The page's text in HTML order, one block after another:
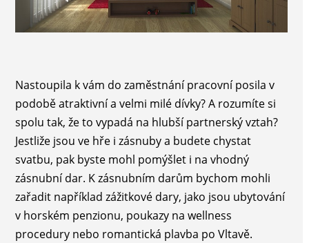
Nastoupila k vám do zaměstnání pracovní posila v
podobě atraktivní a velmi milé dívky? A rozumíte si
spolu tak, že to vypadá na hlubší partnerský vztah?
Jestliže jsou ve hře i zásnuby a budete chystat
svatbu, pak byste mohl pomýšlet i na vhodný
zásnubní dar. K zásnubním darům bychom mohli
zařadit například zážitkové dary, jako jsou ubytování
v horském penzionu, poukazy na wellness
procedury nebo romantická plavba po Vltavě.